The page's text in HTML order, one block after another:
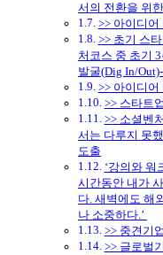
서의 전환을 위
>> 아이디어
>> 초기 스
처코스 중 초기
발굴(Dig In/
>> 아이디어
>> 스타트
>> 소셜벤
서는 다루지 못
도출
‘강의와 워
시간동안 내가
다. 새벽에도 해
나 소중하다.’
>> 중견기
>> 글로벌